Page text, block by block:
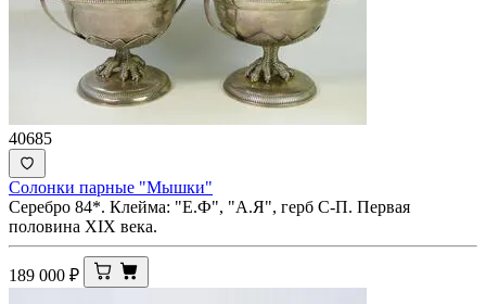
40685
Солонки парные "Мышки"
Серебро 84*. Клейма: "Е.Ф", "А.Я", герб С-П. Первая
половина XIХ века.
189 000 ₽